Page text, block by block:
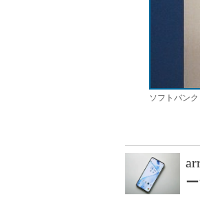
ソフトバンク